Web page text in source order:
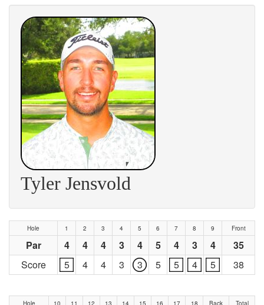
Tyler Jensvold
Hole 1 2 3 4 5 6 7 8 9 Front
Par 4 4 4 3 4 5 4 3 4
35
Score
5 4 4 3 3 5 5 4 5 38
Hole 10 11 12 13 14 15 16 17 18 Back Total